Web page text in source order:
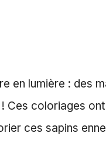
en lumière : des
! Ces coloriages
ces sapins